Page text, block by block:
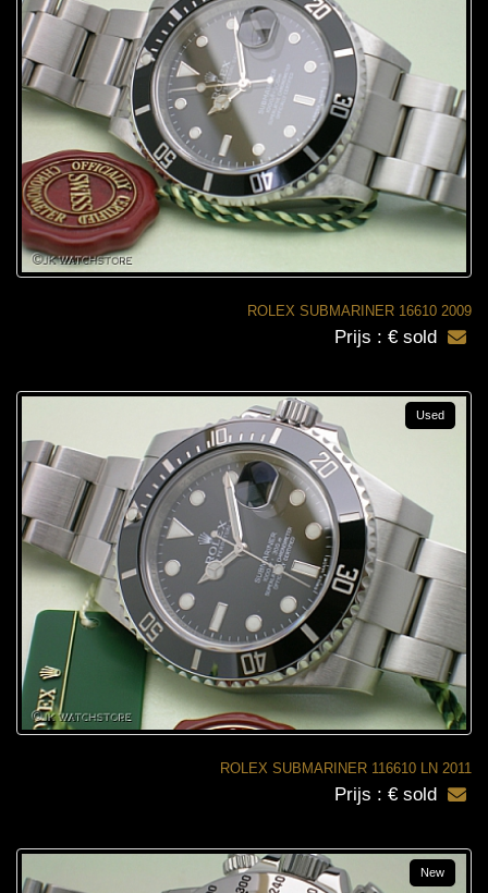
ROLEX SUBMARINER 16610 2009
Prijs : € sold
ROLEX SUBMARINER 116610 LN 2011
Used
Prijs : € sold
New